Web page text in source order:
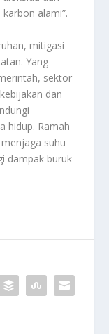
alami”.
mitigasi
Yang
sektor
dan
hidup. Ramah
suhu
dampak buruk